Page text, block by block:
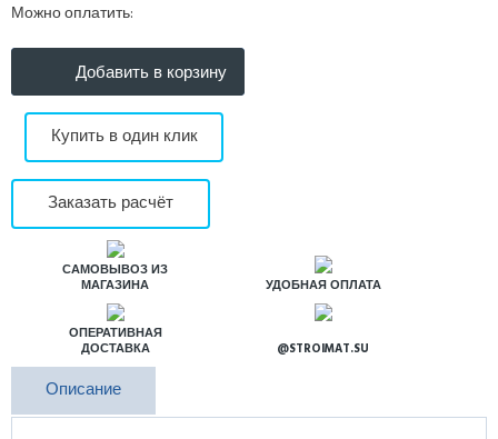
Можно оплатить:
Купить в один клик
Заказать расчёт
САМОВЫВОЗ ИЗ
МАГАЗИНА
УДОБНАЯ ОПЛАТА
ОПЕРАТИВНАЯ
ДОСТАВКА
@STROIMAT.SU
Описание